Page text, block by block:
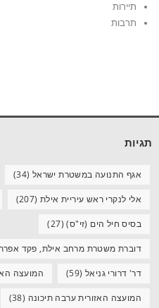
תיירות
תרבות
תגיות
אגף התנועה במשטרת ישראל (34)
אלי לנקרי ראש עיריית אילת (207)
בסיס חיל הים (זי"ס)(27)
דוברת משטרת מרחב אילת, פקד
דר' דרורי גניאל (59) המועצה
המועצה האזורית ערבה תיכונה (38)